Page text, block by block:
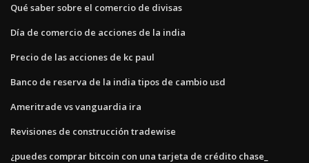
Qué saber sobre el comercio de divisas
Día de comercio de acciones de la india
Precio de las acciones de kc paul
Banco de reserva de la india tipos de cambio usd
Ameritrade vs vanguardia ira
Revisiones de construcción tradewise
¿puedes comprar bitcoin con una tarjeta de crédito chase_